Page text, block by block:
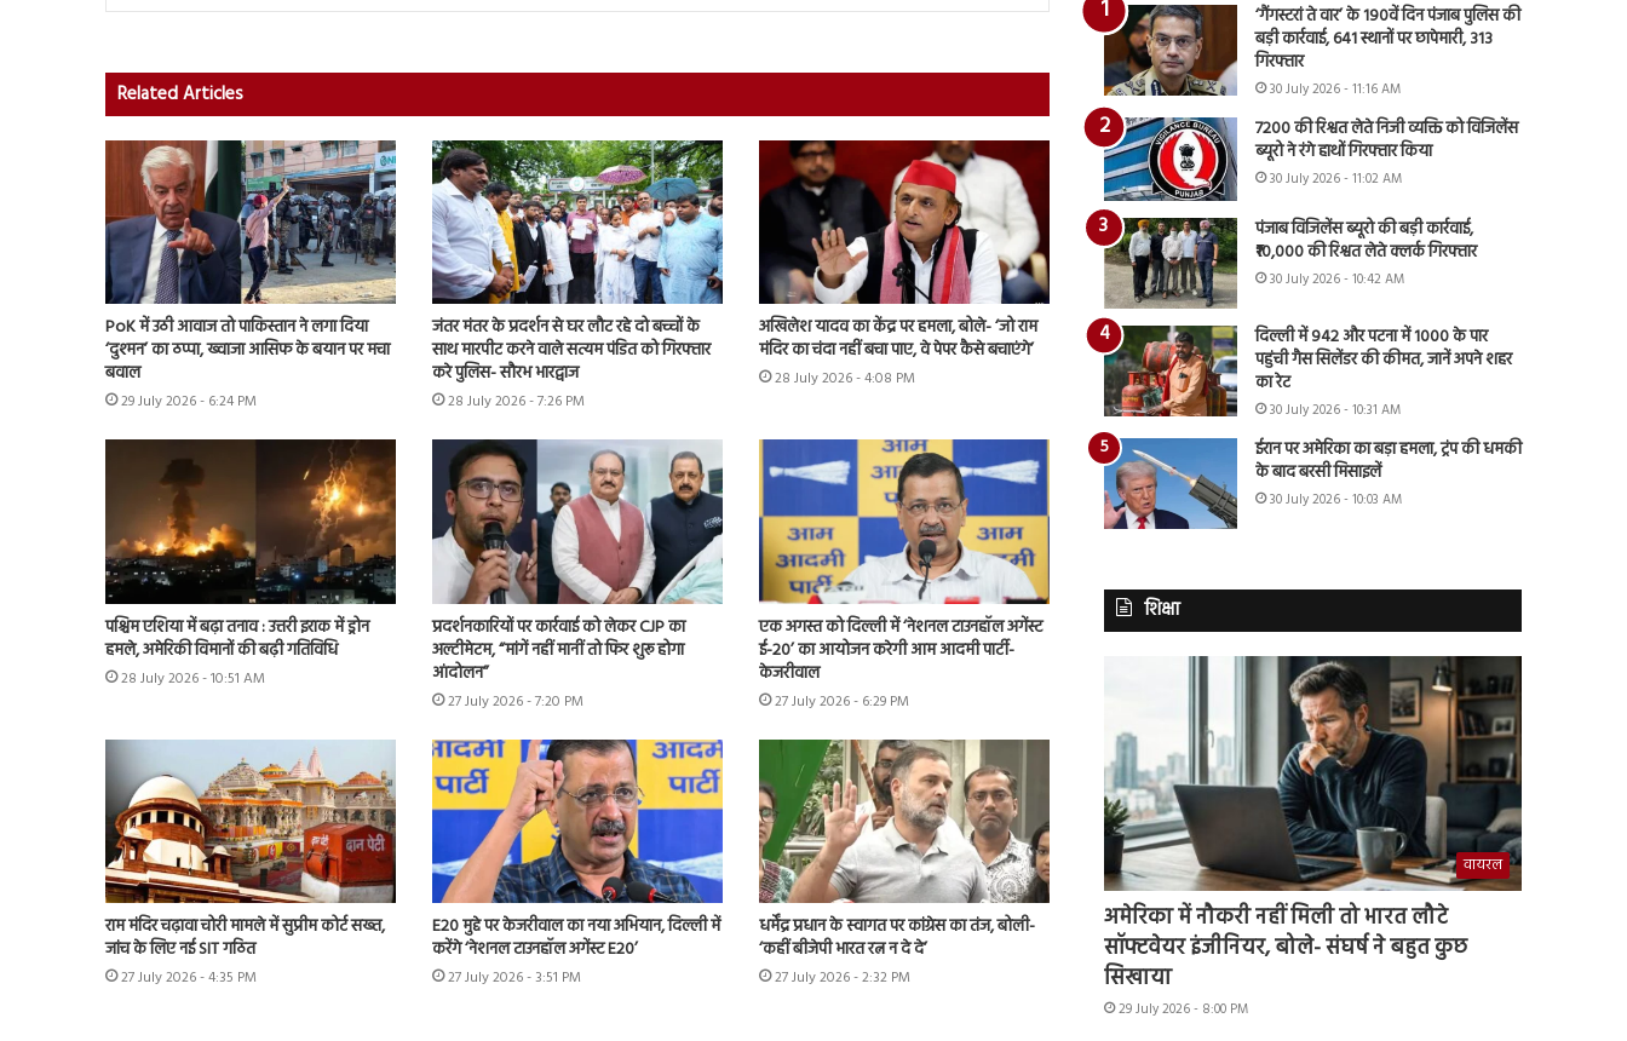
Related Articles
PoK में उठी आवाज तो पाकिस्तान ने लगा दिया
‘दुश्मन’ का ठप्पा, ख्वाजा आसिफ के बयान पर मचा
बवाल
29 July 2026 - 6:24 PM
जंतर मंतर के प्रदर्शन से घर लौट रहे दो बच्चों के
साथ मारपीट करने वाले सत्यम पंडित को गिरफ्तार
करे पुलिस- सौरभ भारद्वाज
28 July 2026 - 7:26 PM
अखिलेश यादव का केंद्र पर हमला, बोले- ‘जो राम
मंदिर का चंदा नहीं बचा पाए, वे पेपर कैसे बचाएंगे’
28 July 2026 - 4:08 PM
पश्चिम एशिया में बढ़ा तनाव : उत्तरी इराक में ड्रोन
हमले, अमेरिकी विमानों की बढ़ी गतिविधि
28 July 2026 - 10:51 AM
प्रदर्शनकारियों पर कार्रवाई को लेकर CJP का
अल्टीमेटम, “मांगें नहीं मानीं तो फिर शुरू होगा
आंदोलन”
27 July 2026 - 7:20 PM
एक अगस्त को दिल्ली में ‘नेशनल टाउनहॉल अगेंस्ट
ई-20’ का आयोजन करेगी आम आदमी पार्टी-
केजरीवाल
27 July 2026 - 6:29 PM
राम मंदिर चढ़ावा चोरी मामले में सुप्रीम कोर्ट सख्त,
जांच के लिए नई SIT गठित
27 July 2026 - 4:35 PM
E20 मुद्दे पर केजरीवाल का नया अभियान, दिल्ली में
करेंगे ‘नेशनल टाउनहॉल अगेंस्ट E20’
27 July 2026 - 3:51 PM
धर्मेंद्र प्रधान के स्वागत पर कांग्रेस का तंज, बोली-
‘कहीं बीजेपी भारत रत्न न दे दे’
27 July 2026 - 2:32 PM
‘गैंगस्टरां ते वार’ के 190वें दिन पंजाब पुलिस की
बड़ी कार्रवाई, 641 स्थानों पर छापेमारी, 313
गिरफ्तार
30 July 2026 - 11:16 AM
7200 की रिश्वत लेते निजी व्यक्ति को विजिलेंस
ब्यूरो ने रंगे हाथों गिरफ्तार किया
30 July 2026 - 11:02 AM
पंजाब विजिलेंस ब्यूरो की बड़ी कार्रवाई,
₹10,000 की रिश्वत लेते क्लर्क गिरफ्तार
30 July 2026 - 10:42 AM
दिल्ली में 942 और पटना में 1000 के पार
पहुंची गैस सिलेंडर की कीमत, जानें अपने शहर
का रेट
30 July 2026 - 10:31 AM
ईरान पर अमेरिका का बड़ा हमला, ट्रंप की धमकी
के बाद बरसी मिसाइलें
30 July 2026 - 10:03 AM
शिक्षा
वायरल
अमेरिका में नौकरी नहीं मिली तो भारत लौटे
सॉफ्टवेयर इंजीनियर, बोले- संघर्ष ने बहुत कुछ
सिखाया
29 July 2026 - 8:00 PM